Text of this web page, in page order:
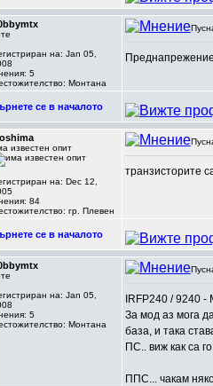
на: Jan 05,
5
Монтана
се в началото
известен опит
на: Dec 12,
84
гр. Плевен
транзисторите
се в началото
на: Jan 05,
5
Монтана
IRFP240 / 9240
За мод аз мога
база, и така
ПС.. виж как са
ППС... чакам